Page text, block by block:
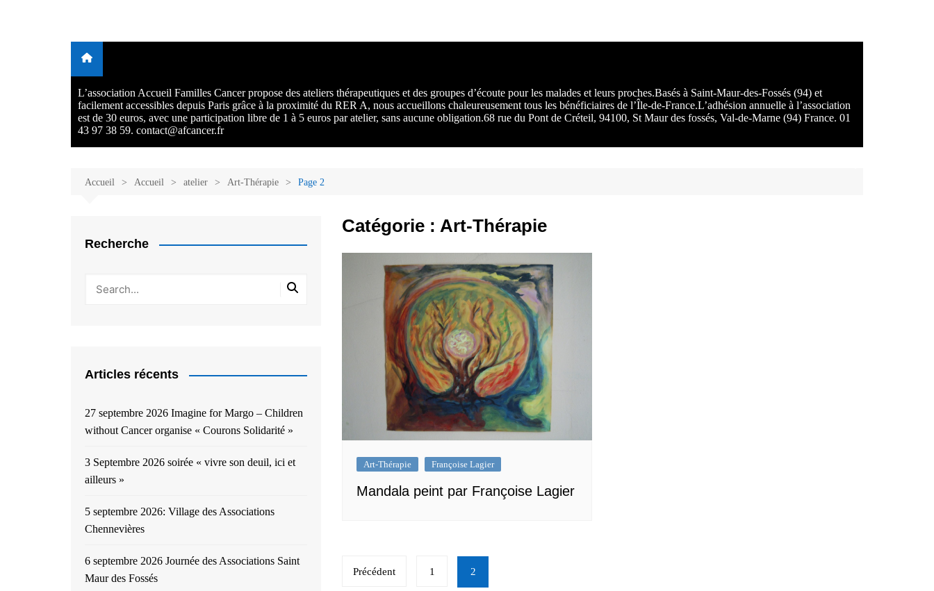
avec et après le cancer
Ecoute thérapeutique, sophrologie, sport adapté, art thérapie,
musico thérapie… . L'adhésion annuelle est de 30 euros avec une
participation libre de 1 à 5 euros par atelier sans obligation.
L’association Accueil Familles Cancer propose des ateliers thérapeutiques et des groupes d’écoute pour les malades et leurs proches.Basés à Saint-Maur-des-Fossés (94) et
facilement accessibles depuis Paris grâce à la proximité du RER A, nous accueillons chaleureusement tous les bénéficiaires de l’Île-de-France.L’adhésion annuelle à l’association
est de 30 euros, avec une participation libre de 1 à 5 euros par atelier, sans aucune obligation.68 rue du Pont de Créteil, 94100, St Maur des fossés, Val-de-Marne (94) France. 01
43 97 38 59. contact@afcancer.fr
Accueil Accueil atelier Art-Thérapie Page 2
Catégorie : Art-Thérapie
Art-Thérapie Françoise Lagier
Mandala peint par Françoise Lagier
Navigation
Précédent 1 2
Recherche
Articles récents
27 septembre 2026 Imagine for Margo – Children
without Cancer organise « Courons Solidarité »
3 Septembre 2026 soirée « vivre son deuil, ici et
ailleurs »
5 septembre 2026: Village des Associations
Chennevières
6 septembre 2026 Journée des Associations Saint
Maur des Fossés